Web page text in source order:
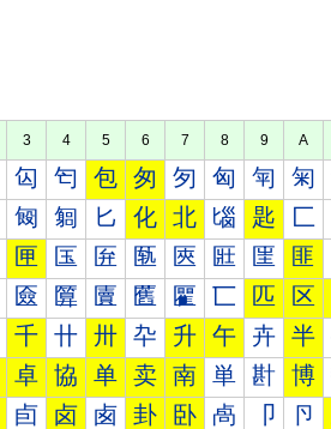
3 4 5 6 7 8 9 A
匃 匄 包 匆 匇 匈 匉 匊
匓 匔 匕 化 北 匘 匙 匚
匣 匤 匥 匦 匧 匨 匩 匪
匳 匴 匵 匶 匷 匸 匹 区
千 卄 卅 卆 升 午 卉 半
卓 協 单 卖 南 単 卙 博
卣 卤 卥 卦 卧 卨 卩 卪